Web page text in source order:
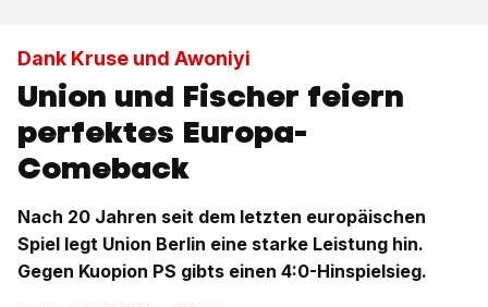
Dank Kruse und Awoniyi
Union und Fischer feiern
perfektes Europa-
Comeback
Nach 20 Jahren seit dem letzten europäischen
Spiel legt Union Berlin eine starke Leistung hin.
Gegen Kuopion PS gibts einen 4:0-Hinspielsieg.